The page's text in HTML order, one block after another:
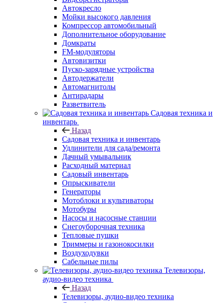
Автокресло
Мойки высокого давления
Компрессор автомобильный
Дополнительное оборудование
Домкраты
FM-модуляторы
Автовизитки
Пуско-зарядные устройства
Автодержатели
Автомагнитолы
Антирадары
Разветвитель
Садовая техника и
инвентарь
Назад
Садовая техника и инвентарь
Удлинители для сада/ремонта
Дачный умывальник
Расходный материал
Садовый инвентарь
Опрыскиватели
Генераторы
Мотоблоки и культиваторы
Мотобуры
Насосы и насосные станции
Снегоуборочная техника
Тепловые пушки
Триммеры и газонокосилки
Воздуходувки
Сабельные пилы
Телевизоры,
аудио-видео техника
Назад
Телевизоры, аудио-видео техника